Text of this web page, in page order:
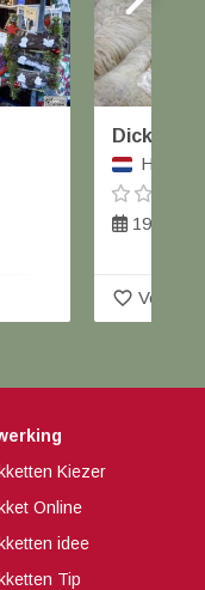
Dickens
19
favorite_border Voeg
Kiezer
Online
idee
Tip